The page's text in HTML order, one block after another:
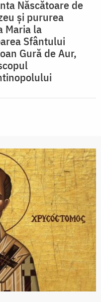
Născătoare de
şi pururea
Maria la
Sfântului
Gură de Aur,